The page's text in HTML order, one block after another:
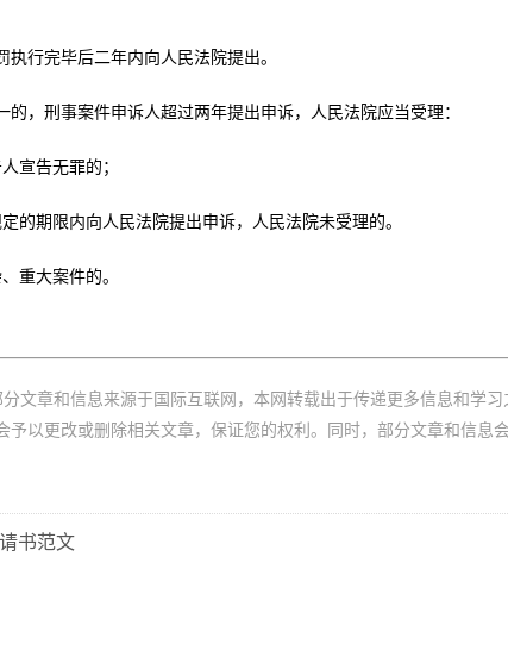
执行完毕后二年内向人民法院提出。
的，刑事案件申诉人超过两年提出申诉，人民法院应当受理：
宣告无罪的；
的期限内向人民法院提出申诉，人民法院未受理的。
重大案件的。
分文章和信息来源于国际互联网，本网转载出于传递更多信息和学
予以更改或删除相关文章，保证您的权利。同时，部分文章和信息
书范文